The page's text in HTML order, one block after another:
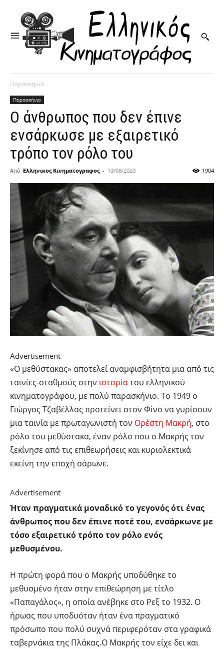
Παρασκήνιο
Παρασκήνιο
Ο άνθρωπος που δεν έπινε
ενσάρκωσε με εξαιρετικό
τρόπο τον ρόλο του
Από Ελληνικος Κινηματογραφος - 13/08/2020 1904
Advertisement
«Ο μεθύστακας» αποτελεί αναμφισβήτητα μια από τις
ταινίες-σταθμούς στην ιστορίατου ελληνικού
κινηματογράφου, με πολύ παρασκήνιο. Το 1949 ο
Γιώργος Τζαβέλλας προτείνει στον Φίνο να γυρίσουν
μια ταινία με πρωταγωνιστή τον Ορέστη Μακρή, στο
ρόλο του μεθύστακα, έναν ρόλο που ο Μακρής τον
ξεκίνησε από τις επιθεωρήσεις και κυριολεκτικά
εκείνη την εποχή σάρωνε.
Advertisement
Ήταν πραγματικά μοναδικό το γεγονός ότι ένας
άνθρωπος που δεν έπινε ποτέ του, ενσάρκωνε με
τόσο εξαιρετικό τρόπο τον ρόλο ενός
μεθυσμένου.
Η πρώτη φορά που ο Μακρής υποδύθηκε το
μεθυσμένο ήταν στην επιθεώρηση με τίτλο
«Παπαγάλος», η οποία ανέβηκε στο Ρεξ το 1932. Ο
ήρωας που υποδυόταν ήταν ένα πραγματικό
πρόσωπο που πολύ συχνά περιφερόταν στα γραφικά
ταβερνάκια της Πλάκας.Ο Μακρής τον είχε δει και